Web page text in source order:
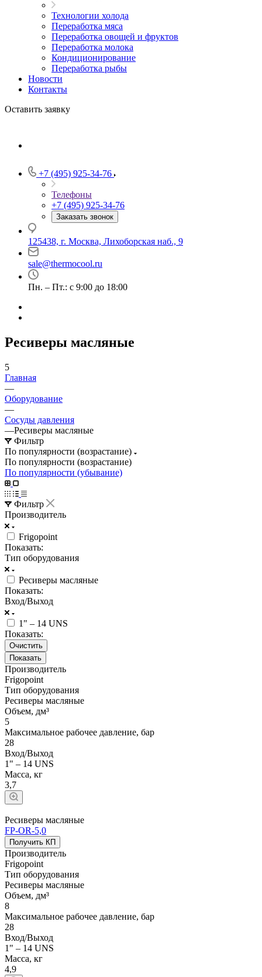
Технологии холода
Переработка мяса
Переработка овощей и фруктов
Переработка молока
Кондиционирование
Переработка рыбы
Новости
Контакты
Оставить заявку
+7 (495) 925-34-76
Телефоны
+7 (495) 925-34-76
Заказать звонок
125438, г. Москва, Лихоборская наб., 9
sale@thermocool.ru
Пн. – Пт.: с 9:00 до 18:00
Ресиверы масляные
5
Главная
—
Оборудование
—
Сосуды давления
—Ресиверы масляные
Фильтр
По популярности (возрастание)
По популярности (возрастание)
По популярности (убывание)
Фильтр
Производитель
Frigopoint
Показать:
Тип оборудования
Ресиверы масляные
Показать:
Вход/Выход
1" – 14 UNS
Показать:
Очистить
Производитель
Frigopoint
Тип оборудования
Ресиверы масляные
Объем, дм³
5
Максимальное рабочее давление, бар
28
Вход/Выход
1" – 14 UNS
Масса, кг
3,7
Ресиверы масляные
FP-OR-5,0
Получить КП
Производитель
Frigopoint
Тип оборудования
Ресиверы масляные
Объем, дм³
8
Максимальное рабочее давление, бар
28
Вход/Выход
1" – 14 UNS
Масса, кг
4,9